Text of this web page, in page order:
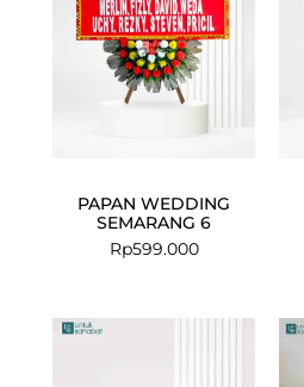
PAPAN WEDDING
SEMARANG 6
Rp599.000